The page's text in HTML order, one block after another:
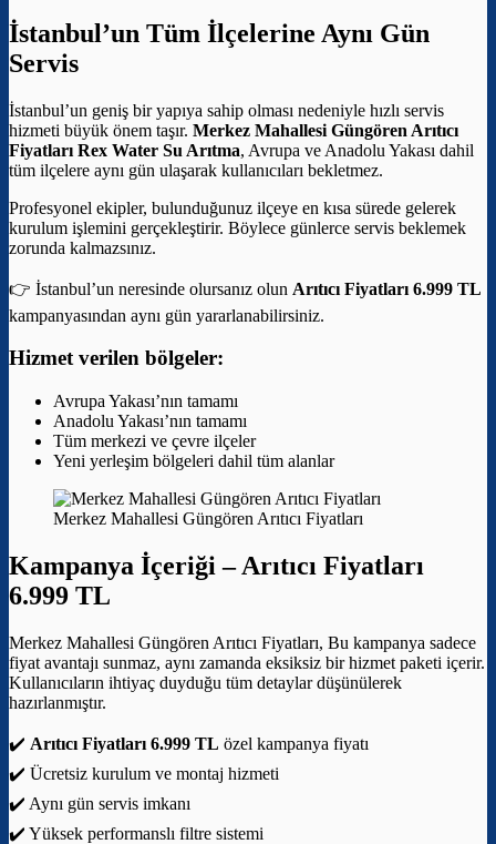
İstanbul’un Tüm İlçelerine Aynı Gün
Servis
İstanbul’un geniş bir yapıya sahip olması nedeniyle hızlı servis
hizmeti büyük önem taşır. Merkez Mahallesi Güngören Arıtıcı
Fiyatları Rex Water Su Arıtma, Avrupa ve Anadolu Yakası dahil
tüm ilçelere aynı gün ulaşarak kullanıcıları bekletmez.
Profesyonel ekipler, bulunduğunuz ilçeye en kısa sürede gelerek
kurulum işlemini gerçekleştirir. Böylece günlerce servis beklemek
zorunda kalmazsınız.
👉 İstanbul’un neresinde olursanız olun Arıtıcı Fiyatları 6.999 TL
kampanyasından aynı gün yararlanabilirsiniz.
Hizmet verilen bölgeler:
Avrupa Yakası’nın tamamı
Anadolu Yakası’nın tamamı
Tüm merkezi ve çevre ilçeler
Yeni yerleşim bölgeleri dahil tüm alanlar
Merkez Mahallesi Güngören Arıtıcı Fiyatları
Kampanya İçeriği –Arıtıcı Fiyatları
6.999 TL
Merkez Mahallesi Güngören Arıtıcı Fiyatları, Bu kampanya sadece
fiyat avantajı sunmaz, aynı zamanda eksiksiz bir hizmet paketi içerir.
Kullanıcıların ihtiyaç duyduğu tüm detaylar düşünülerek
hazırlanmıştır.
✔️ Arıtıcı Fiyatları 6.999 TL özel kampanya fiyatı
✔️ Ücretsiz kurulum ve montaj hizmeti
✔️ Aynı gün servis imkanı
✔️ Yüksek performanslı filtre sistemi